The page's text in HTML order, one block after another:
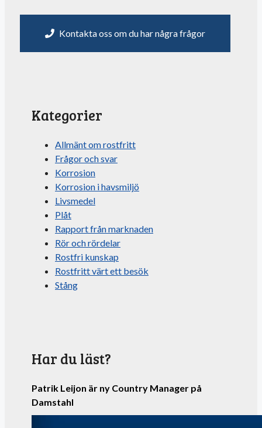
Kontakta oss om du har några frågor
Kategorier
Allmänt om rostfritt
Frågor och svar
Korrosion
Korrosion i havsmiljö
Livsmedel
Plåt
Rapport från marknaden
Rör och rördelar
Rostfri kunskap
Rostfritt värt ett besök
Stång
Har du läst?
Patrik Leijon är ny Country Manager på
Damstahl